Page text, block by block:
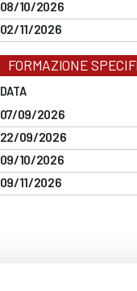
08/10/2026
02/11/2026
FORMAZIONE
DATA
07/09/2026
22/09/2026
09/10/2026
09/11/2026